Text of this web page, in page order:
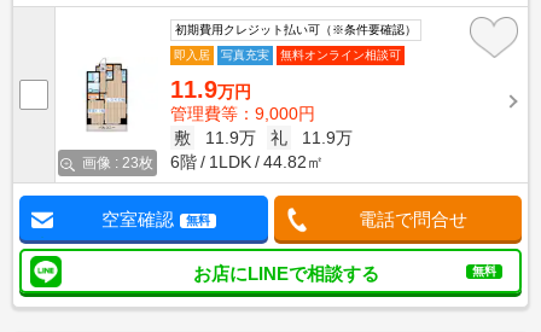
画像 : 23枚
初期費用クレジット払い可（※条件要確認）
即入居
写真充実 無料オンライン相談可
11.9万円
管理費等：9,000円
敷
11.9万 礼
11.9万
6階
1LDK 44.82㎡
空室確認 無料 電話で問合せ
お店にLINEで相談する 無料